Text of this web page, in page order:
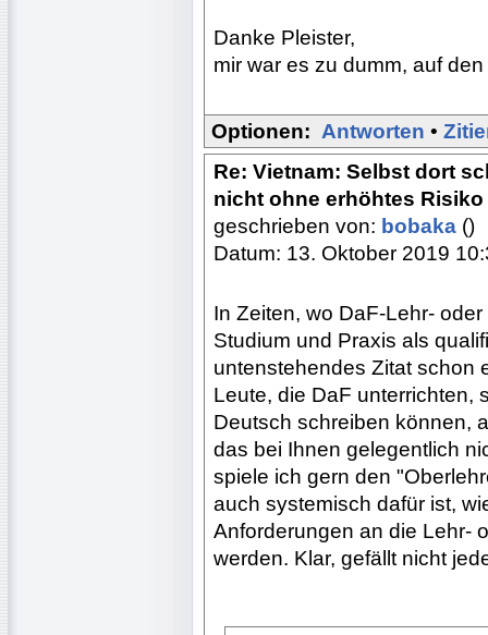
Danke Pleister,
mir war es zu dumm, auf
Optionen: Antworten •
Re: Vietnam: Selbst dort
nicht ohne erhöhtes
geschrieben von: bobaka ()
Datum: 13. Oktober 2019
In Zeiten, wo DaF-Lehr-
Studium und Praxis als
untenstehendes Zitat schon
Leute, die DaF unterrichten,
Deutsch schreiben können,
das bei Ihnen gelegentlich
spiele ich gern den
auch systemisch dafür ist,
Anforderungen an die Lehr-
werden. Klar, gefällt nicht